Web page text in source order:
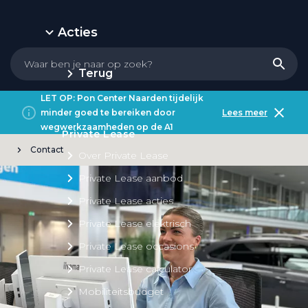
Acties
Terug
Private Lease
Over Private Lease
Private Lease aanbod
Private Lease acties
Private Lease elektrisch
Private Lease occasions
Private Lease calculator
Mobiliteitsbudget
LET OP: Pon Center Naarden tijdelijk
minder goed te bereiken door
wegwerkzaamheden op de A1
Lees meer
Contact